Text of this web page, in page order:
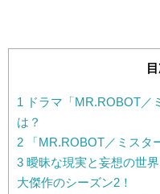
1 ドラマ「MR.ROBOT／
は？
2 「MR.ROBOT／ミスタ
3 曖昧な現実と妄想の世
大傑作のシーズン2！